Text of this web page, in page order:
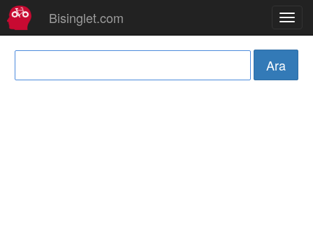
Bisinglet.com